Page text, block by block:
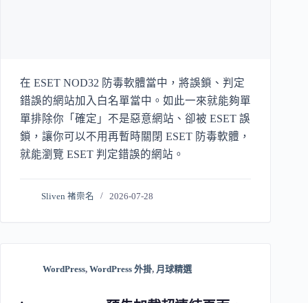
在 ESET NOD32 防毒軟體當中，將誤鎖、判定
錯誤的網站加入白名單當中。如此一來就能夠單
單排除你「確定」不是惡意網站、卻被 ESET 誤
鎖，讓你可以不用再暫時關閉 ESET 防毒軟體，
就能瀏覽 ESET 判定錯誤的網站。
Sliven 褚崇名 2026-07-28
WordPress, WordPress 外掛, 月球精選